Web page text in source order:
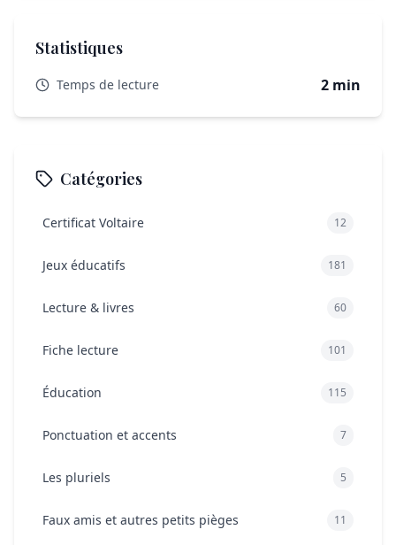
Statistiques
Temps de lecture 2 min
Catégories
Certificat Voltaire 12
Jeux éducatifs 181
Lecture & livres 60
Fiche lecture 101
Éducation 115
Ponctuation et accents 7
Les pluriels 5
Faux amis et autres petits pièges 11